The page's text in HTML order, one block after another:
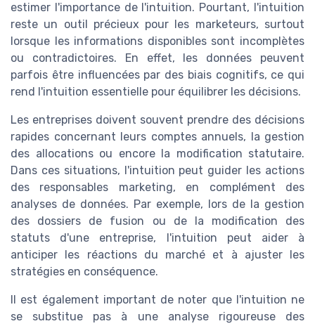
estimer l'importance de l'intuition. Pourtant, l'intuition
reste un outil précieux pour les marketeurs, surtout
lorsque les informations disponibles sont incomplètes
ou contradictoires. En effet, les données peuvent
parfois être influencées par des biais cognitifs, ce qui
rend l'intuition essentielle pour équilibrer les décisions.
Les entreprises doivent souvent prendre des décisions
rapides concernant leurs comptes annuels, la gestion
des allocations ou encore la modification statutaire.
Dans ces situations, l'intuition peut guider les actions
des responsables marketing, en complément des
analyses de données. Par exemple, lors de la gestion
des dossiers de fusion ou de la modification des
statuts d'une entreprise, l'intuition peut aider à
anticiper les réactions du marché et à ajuster les
stratégies en conséquence.
Il est également important de noter que l'intuition ne
se substitue pas à une analyse rigoureuse des